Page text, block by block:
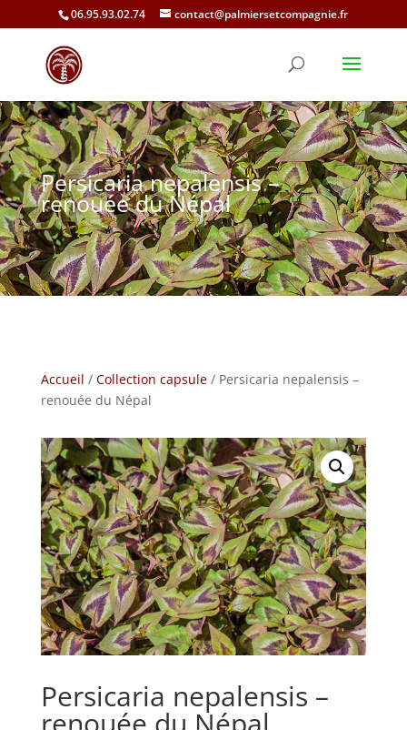
06.95.93.02.74 contact@palmiersetcompagnie.fr
Persicaria nepalensis –
renouée du Népal
Accueil / Collection capsule/ Persicaria nepalensis –
renouée du Népal
Persicaria nepalensis –